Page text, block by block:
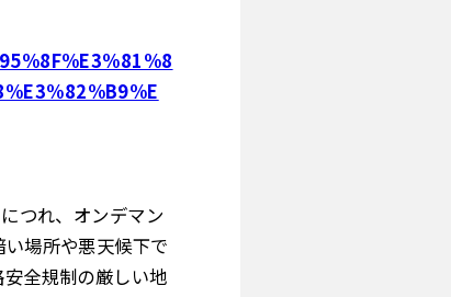
つれ、オンデマン
場所や悪天候下で
全規制の厳しい地